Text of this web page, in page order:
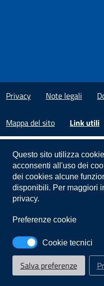
Privacy Note legali
Mappa del sito Link utili
Questo sito utilizza
acconsenti all'uso dei
dei cookies alcune
disponibili. Per maggiori
privacy.
Preferenze cookie
Cookie tecnici
Salva preferenze